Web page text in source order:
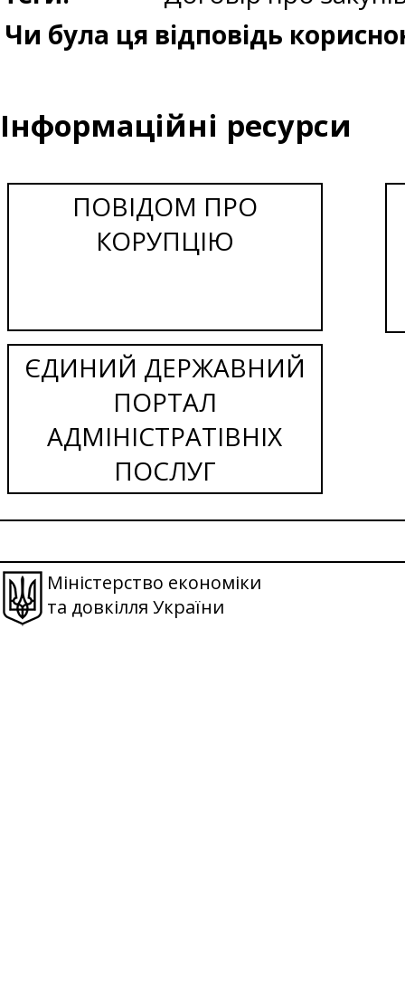
Чи була ця відповідь
Інформаційні ресурси
ПОВІДОМ ПРО
КОРУПЦІЮ
ЄДИНИЙ ДЕРЖАВНИЙ
ПОРТАЛ
АДМІНІСТРАТІВНІХ
ПОСЛУГ
Міністерство економіки
та довкілля України